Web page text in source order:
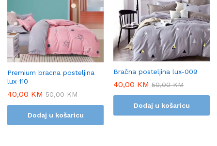
Premium bracna posteljina
lux-110
40,00 KM 50,00KM
Dodaj u košaricu
Bračna posteljina lux-009
40,00 KM 50,00KM
Dodaj u košaricu